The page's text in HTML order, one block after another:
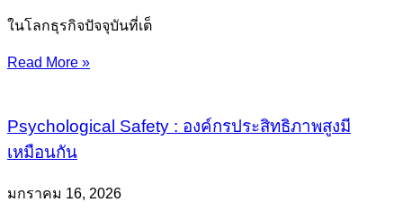
ในโลกธุรกิจปัจจุบันที่เต็
Read More »
Psychological Safety : องค์กรประสิทธิภาพสูงมี
เหมือนกัน
มกราคม 16, 2026